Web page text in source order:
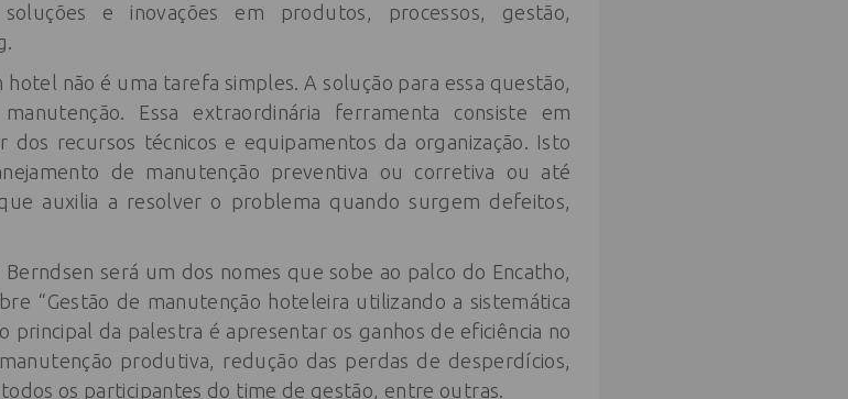
e inovações em produtos, processos, gestão,
não é uma tarefa simples. A solução para essa questão,
Essa extraordinária ferramenta consiste em
recursos técnicos e equipamentos da organização. Isto
de manutenção preventiva ou corretiva ou até
auxilia a resolver o problema quando surgem defeitos,
será um dos nomes que sobe ao palco do Encatho,
“Gestão de manutenção hoteleira utilizando a sistemática
principal da palestra é apresentar os ganhos de eficiência no
produtiva, redução das perdas de desperdícios,
os participantes do time de gestão, entre outras.